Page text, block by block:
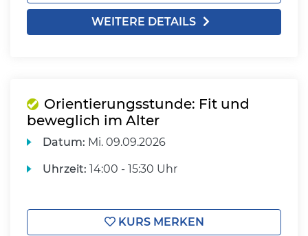
WEITERE DETAILS
Orientierungsstunde: Fit und
beweglich im Alter
Datum: Mi. 09.09.2026
Uhrzeit: 14:00 - 15:30 Uhr
KURS MERKEN